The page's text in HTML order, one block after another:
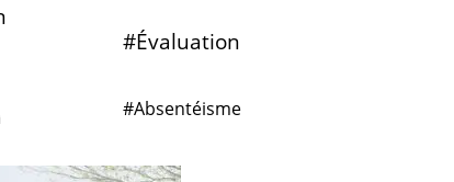
#Évaluation
#Absentéisme